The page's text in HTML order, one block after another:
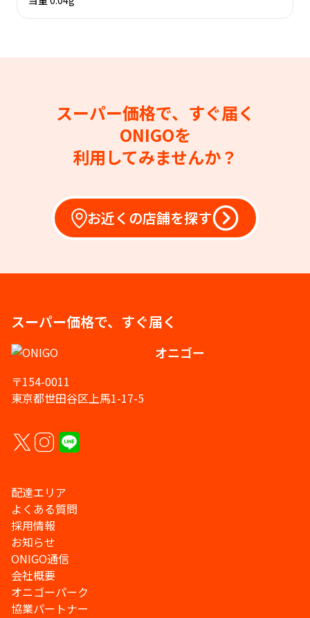
スーパー価格で、すぐ届く
ONIGOを
利用してみませんか？
お近くの店舗を探す
スーパー価格で、すぐ届く
オニゴー
〒154-0011
東京都世田谷区上馬1-17-5
配達エリア
よくある質問
採用情報
お知らせ
ONIGO通信
会社概要
オニゴーパーク
協業パートナー